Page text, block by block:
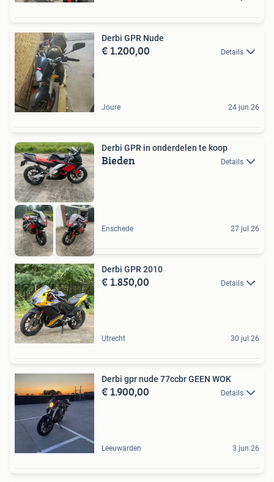
Derbi GPR Nude
€ 1.200,00 Details
Joure 24 jun 26
Derbi GPR in onderdelen te koop
Bieden Details
Enschede 27 jul 26
Derbi GPR 2010
€ 1.850,00 Details
Utrecht 30 jul 26
Derbi gpr nude 77ccbr GEEN WOK
€ 1.900,00 Details
Leeuwarden 3 jun 26